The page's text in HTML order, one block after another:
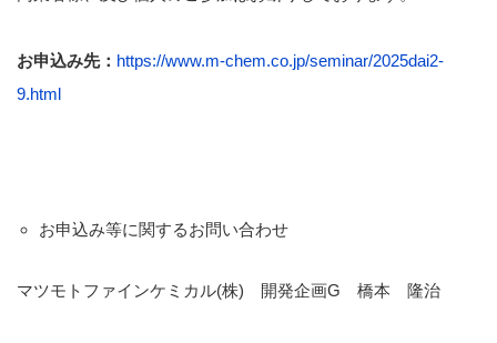
お申込み先： https://www.m-chem.co.jp/seminar/2025dai2-
9.html
お申込み等に関するお問い合わせ
マツモトファインケミカル(株) 開発企画G 橋本 隆治